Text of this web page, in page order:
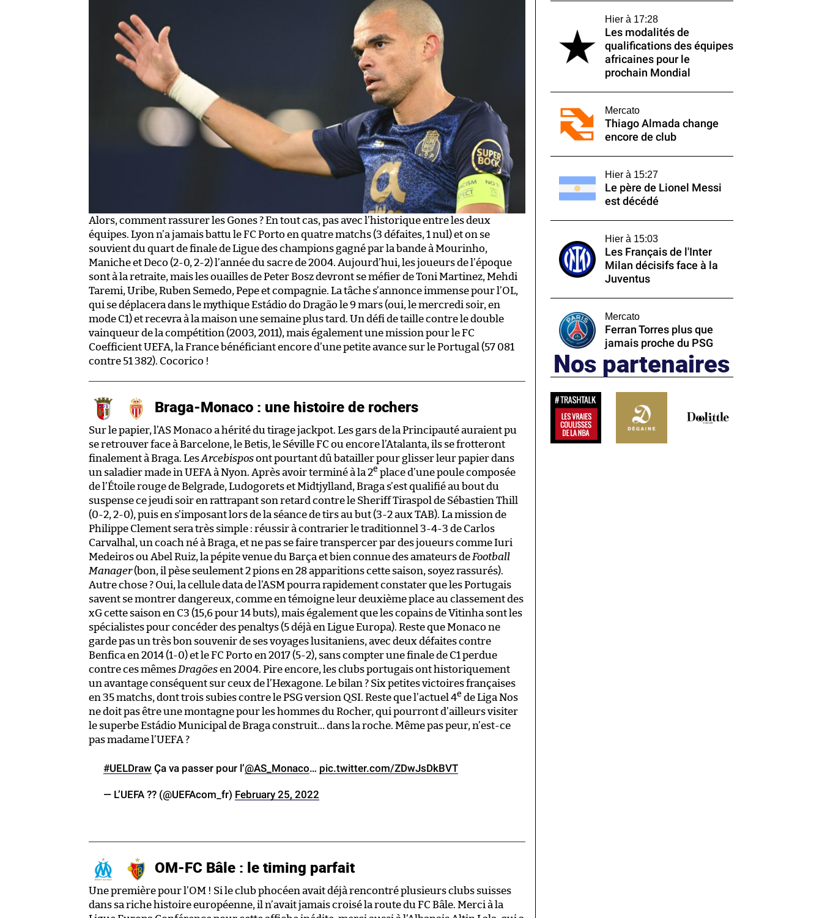
Alors, comment rassurer les Gones ? En tout cas, pas avec l’historique entre les deux
équipes. Lyon n’a jamais battu le FC Porto en quatre matchs (3 défaites, 1 nul) et on se
souvient du quart de finale de Ligue des champions gagné par la bande à Mourinho,
Maniche et Deco (2-0, 2-2) l’année du sacre de 2004. Aujourd’hui, les joueurs de l’époque
sont à la retraite, mais les ouailles de Peter Bosz devront se méfier de Toni Martinez, Mehdi
Taremi, Uribe, Ruben Semedo, Pepe et compagnie. La tâche s’annonce immense pour l’OL,
qui se déplacera dans le mythique Estádio do Dragão le 9 mars (oui, le mercredi soir, en
mode C1) et recevra à la maison une semaine plus tard. Un défi de taille contre le double
vainqueur de la compétition (2003, 2011), mais également une mission pour le FC
Coefficient UEFA, la France bénéficiant encore d’une petite avance sur le Portugal (57 081
contre 51 382). Cocorico !
Braga-Monaco : une histoire de rochers
Sur le papier, l’AS Monaco a hérité du tirage jackpot. Les gars de la Principauté auraient pu
se retrouver face à Barcelone, le Betis, le Séville FC ou encore l’Atalanta, ils se frotteront
finalement à Braga. LesArcebisposont pourtant dû batailler pour glisser leur papier dans
un saladier made in UEFA à Nyon. Après avoir terminé à la 2e place d’une poule composée
de l’Étoile rouge de Belgrade, Ludogorets et Midtjylland, Braga s’est qualifié au bout du
suspense ce jeudi soir en rattrapant son retard contre le Sheriff Tiraspol de Sébastien Thill
(0-2, 2-0), puis en s’imposant lors de la séance de tirs au but (3-2 aux TAB). La mission de
Philippe Clement sera très simple : réussir à contrarier le traditionnel 3-4-3 de Carlos
Carvalhal, un coach né à Braga, et ne pas se faire transpercer par des joueurs comme Iuri
Medeiros ou Abel Ruiz, la pépite venue du Barça et bien connue des amateurs de Football
Manager(bon, il pèse seulement 2 pions en 28 apparitions cette saison, soyez rassurés).
Autre chose ? Oui, la cellule data de l’ASM pourra rapidement constater que les Portugais
savent se montrer dangereux, comme en témoigne leur deuxième place au classement des
xG cette saison en C3 (15,6 pour 14 buts), mais également que les copains de Vitinha sont les
spécialistes pour concéder des penaltys (5 déjà en Ligue Europa). Reste que Monaco ne
garde pas un très bon souvenir de ses voyages lusitaniens, avec deux défaites contre
Benfica en 2014 (1-0) et le FC Porto en 2017 (5-2), sans compter une finale de C1 perdue
contre ces mêmes Dragõesen 2004. Pire encore, les clubs portugais ont historiquement
un avantage conséquent sur ceux de l’Hexagone. Le bilan ? Six petites victoires françaises
en 35 matchs, dont trois subies contre le PSG version QSI. Reste que l’actuel 4e de Liga Nos
ne doit pas être une montagne pour les hommes du Rocher, qui pourront d’ailleurs visiter
le superbe Estádio Municipal de Braga construit… dans la roche. Même pas peur, n’est-ce
pas madame l’UEFA ?
#UELDraw Ça va passer pour l’@AS_Monaco… pic.twitter.com/ZDwJsDkBVT
— L’UEFA ?? (@UEFAcom_fr) February 25, 2022
OM-FC Bâle : le timing parfait
Une première pour l’OM ! Si le club phocéen avait déjà rencontré plusieurs clubs suisses
dans sa riche histoire européenne, il n’avait jamais croisé la route du FC Bâle. Merci à la
Hier à 17:28
Les modalités de
qualifications des équipes
africaines pour le
prochain Mondial
Mercato
Thiago Almada change
encore de club
Hier à 15:27
Le père de Lionel Messi
est décédé
Hier à 15:03
Les Français de l'Inter
Milan décisifs face à la
Juventus
Mercato
Ferran Torres plus que
jamais proche du PSG
Nos partenaires